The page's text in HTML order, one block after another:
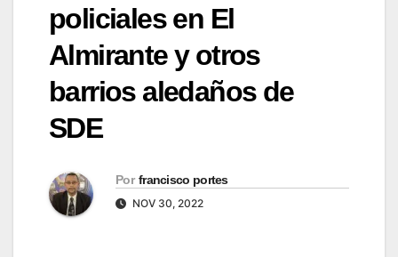
policiales en El
Almirante y otros
barrios aledaños de
SDE
Por francisco portes
NOV 30, 2022